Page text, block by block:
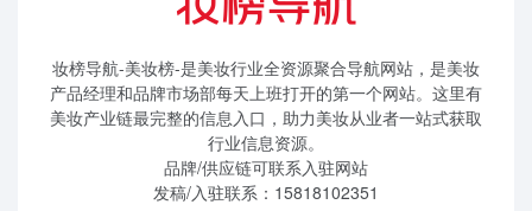
妆榜导航-美妆榜-是美妆行业全资源聚合导航网站，是美妆
产品经理和品牌市场部每天上班打开的第一个网站。这里有
美妆产业链最完整的信息入口，助力美妆从业者一站式获取
行业信息资源。
品牌/供应链可联系入驻网站
发稿/入驻联系：15818102351